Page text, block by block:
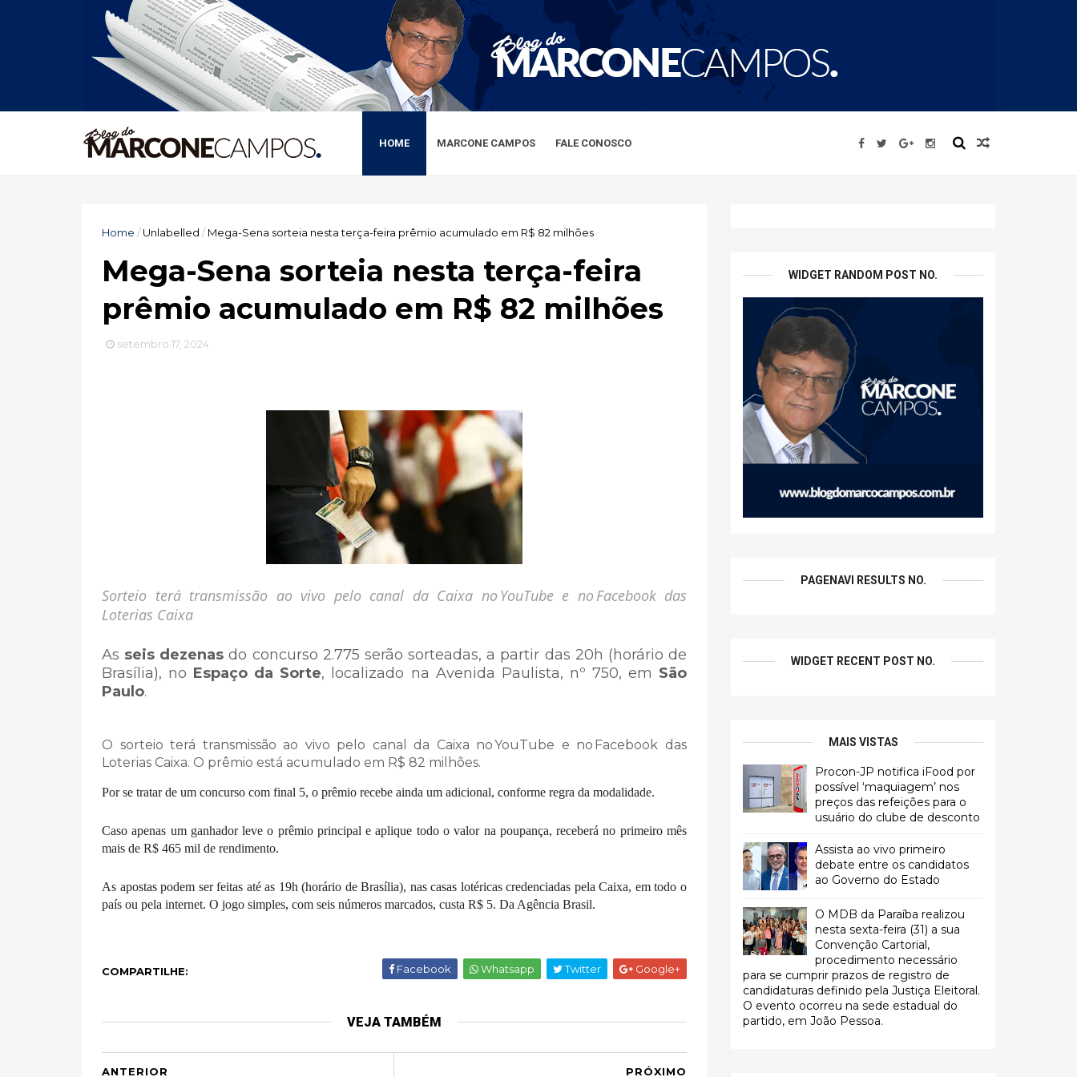
HOME MARCONE CAMPOS FALE CONOSCO
Home /Unlabelled / Mega-Sena sorteia nesta terça-feira prêmio acumulado em R$ 82 milhões
Mega-Sena sorteia nesta terça-feira
prêmio acumulado em R$ 82 milhões
setembro 17, 2024
Sorteio terá transmissão ao vivo pelo canal da Caixa no YouTube e no Facebook das
Loterias Caixa
As seis dezenas do concurso 2.775 serão sorteadas, a partir das 20h (horário de
Brasília), no Espaço da Sorte, localizado na Avenida Paulista, nº 750, em São
Paulo.
O sorteio terá transmissão ao vivo pelo canal da Caixa no YouTube e no Facebook das
Loterias Caixa. O prêmio está acumulado em R$ 82 milhões.
Por se tratar de um concurso com final 5, o prêmio recebe ainda um adicional, conforme regra da modalidade.
Caso apenas um ganhador leve o prêmio principal e aplique todo o valor na poupança, receberá no primeiro mês
mais de R$ 465 mil de rendimento.
As apostas podem ser feitas até as 19h (horário de Brasília), nas casas lotéricas credenciadas pela Caixa, em todo o
país ou pela internet. O jogo simples, com seis números marcados, custa R$ 5. Da Agência Brasil.
COMPARTILHE: Facebook Whatsapp Twitter Google+
VEJA TAMBÉM
PRÓXIMO
ANTERIOR
WIDGET RANDOM POST NO.
PAGENAVI RESULTS NO.
WIDGET RECENT POST NO.
MAIS VISTAS
Procon-JP notifica iFood por
possível ‘maquiagem’ nos
preços das refeições para o
usuário do clube de desconto
Assista ao vivo primeiro
debate entre os candidatos
ao Governo do Estado
O MDB da Paraíba realizou
nesta sexta-feira (31) a sua
Convenção Cartorial,
procedimento necessário
para se cumprir prazos de registro de
candidaturas definido pela Justiça Eleitoral.
O evento ocorreu na sede estadual do
partido, em João Pessoa.